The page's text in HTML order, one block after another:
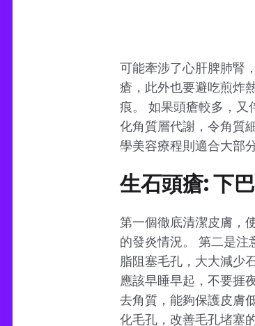
可能牽涉了心肝脾肺腎
瘡，此外也要避吃煎炸
痕。 如果頭瘡較多，又
化角質層代謝，令角質
學美容療程則適合大部
生石頭瘡: 下
第一個徹底清潔皮膚，
的發炎情況。 第二是注
脂阻塞毛孔，大大減少
應該早睡早起，不要捱
去角質，能夠保護皮膚
化毛孔，改善毛孔堵塞